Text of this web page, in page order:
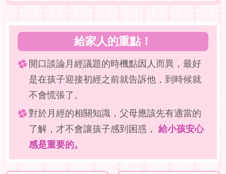
給家人的重點！
開口談論月經議題的時機點因人而異，最好
是在孩子迎接初經之前就告訴他，到時候就
不會慌張了。
對於月經的相關知識，父母應該先有適當的
了解，才不會讓孩子感到困惑，給小孩安心
感是重要的。